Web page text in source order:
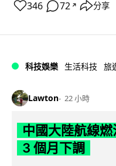
346 72 ↗ 分享
科技娛樂 生活科技 旅
Lawton 22 小時
中國大陸航線
3 個月下調